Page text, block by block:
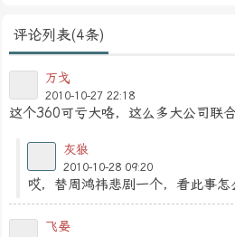
评论列表(4条)
万戈
2010-10-27 22:18
这个360可亏大咯，这么多大公司联
灰狼
2010-10-28 09:20
哎，替周鸿祎悲剧一个，看此事怎
飞晏